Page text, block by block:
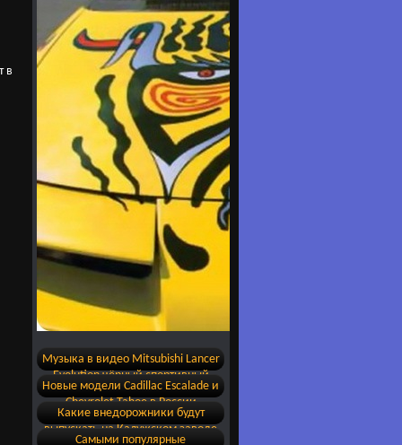
в
Музыка в видео Mitsubishi Lancer
Evolution чёрный спортивный
обвес
Новые модели Cadillac Escalade и
Chevrolet Tahoe в России
Какие внедорожники будут
выпускать на Калужском заводе
Самыми популярные